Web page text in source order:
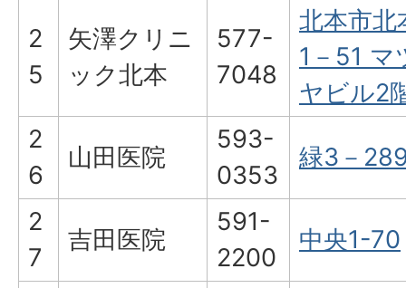
2
5
矢澤クリニ
ック北本
577-
7048
北本市北
1－51 マ
ヤビル2
2
6
山田医院
593-
0353
緑3－
2
7
吉田医院
591-
2200
中央1-70